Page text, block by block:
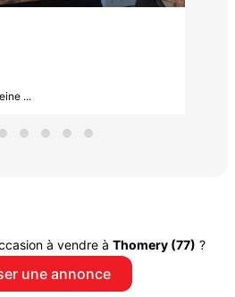
...
à vendre à Thomery (77) ?
une annonce